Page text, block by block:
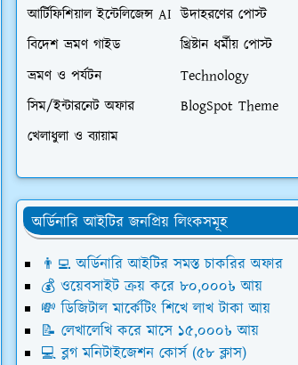
আর্টিফিশিয়াল ইন্টেলিজেন্স AI উদাহরণের পোস্ট
বিদেশ ভ্রমণ গাইড
খ্রিষ্টান ধর্মীয় পোস্ট
ভ্রমণ ও পর্যটন
Technology
সিম/ইন্টারনেট অফার
BlogSpot Theme
খেলাধুলা ও ব্যায়াম
অর্ডিনারি আইটির জনপ্রিয় লিংকসমূহ
👨‍💻 অর্ডিনারি আইটির সমস্ত চাকরির অফার
💰 ওয়েবসাইট ক্রয় করে ৮০,০০০৳ আয়
💸 ডিজিটাল মার্কেটিং শিখে লাখ টাকা আয়
📝 লেখালেখি করে মাসে ১৫,০০০৳ আয়
💻 ব্লগ মনিটাইজেশন কোর্স (৫৮ ক্লাস)